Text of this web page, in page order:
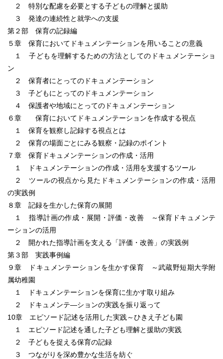
２ 特別な配慮を必要とする子どもの理解と援助
３ 発達の連続性と就学への支援
第２部 保育の記録編
５章 保育においてドキュメンテーションを用いることの意義
１ 子どもを理解するための方法としてのドキュメンテーショ
ン
２ 保育者にとってのドキュメンテーション
３ 子どもにとってのドキュメンテーション
４ 保護者や地域にとってのドキュメンテーション
６章 保育においてドキュメンテーションを作成する視点
１ 保育を観察し記録する視点とは
２ 保育の場面ごとにみる観察・記録のポイント
７章 保育ドキュメンテーションの作成・活用
１ ドキュメンテーションの作成・活用を支援するツール
２ ツールの視点から見たドキュメンテーションの作成・活用
の実践例
８章 記録を生かした保育の展開
１ 指導計画の作成・展開・評価・改善 ～保育ドキュメンテ
ーションの活用
２ 開かれた指導計画を支える「評価・改善」の実践例
第３部 実践事例編
９章 ドキュメンテーションを生かす保育 ～武蔵野短期大学附
属幼稚園
１ ドキュメンテーションを保育に生かす取り組み
２ ドキュメンテ―ションの実践を振り返って
10章 エピソード記述を活用した実践～ひきえ子ども園
１ エピソード記述を通した子ども理解と援助の実践
２ 子どもを捉える保育の記録
３ つながりを深め豊かな生活を紡ぐ